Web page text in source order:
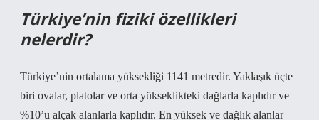
Türkiye’nin fiziki özellikleri
nelerdir?
Türkiye’nin ortalama yüksekliği 1141 metredir. Yaklaşık üçte
biri ovalar, platolar ve orta yükseklikteki dağlarla kaplıdır ve
%10’u alçak alanlarla kaplıdır. En yüksek ve dağlık alanlar